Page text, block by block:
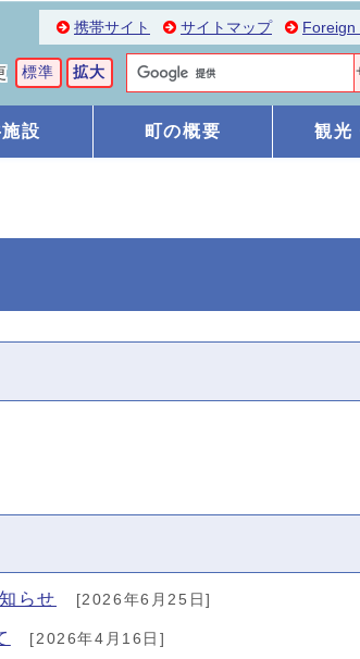
携帯サイト サイトマップ
標準 拡大
設 町の概要 観光
らせ [2026年6月25日]
[2026年4月16日]